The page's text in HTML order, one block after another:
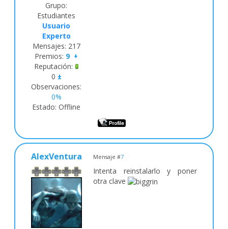
Grupo:
Estudiantes
Usuario
Experto
Mensajes: 217
Premios: 9 +
Reputación:
0 ±
Observaciones:
0%
Estado: Offline
AlexVentura Mensaje #7
Intenta reinstalarlo y poner
otra clave